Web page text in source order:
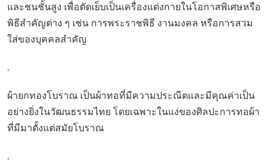
และชนชั้นสูง เพื่อตัดเย็บเป็นเครื่องแต่งกายในโอกาสพิเศษหรือ
พิธีสำคัญต่าง ๆ เช่น การพระราชพิธี งานมงคล หรือการสวม
ใส่ของบุคคลสำคัญ
.
ผ้ายกทองโบราณ เป็นผ้าทอที่มีความประณีตและมีคุณค่าเป็น
อย่างยิ่งในวัฒนธรรมไทย โดยเฉพาะในแง่ของศิลปะการทอผ้า
ที่มีมาตั้งแต่สมัยโบราณ
.